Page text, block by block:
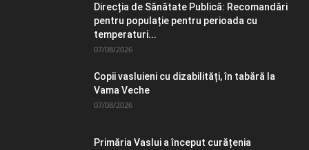
Direcția de Sănătate Publică: Recomandări
pentru populație pentru perioada cu
temperaturi...
07/08/2026
Copii vasluieni cu dizabilități, în tabără la
Vama Veche
07/08/2026
Primăria Vaslui a început curățenia